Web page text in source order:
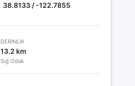
38.8133 / -122.7855
DERINLIK
13.2 km
Sığ Odak